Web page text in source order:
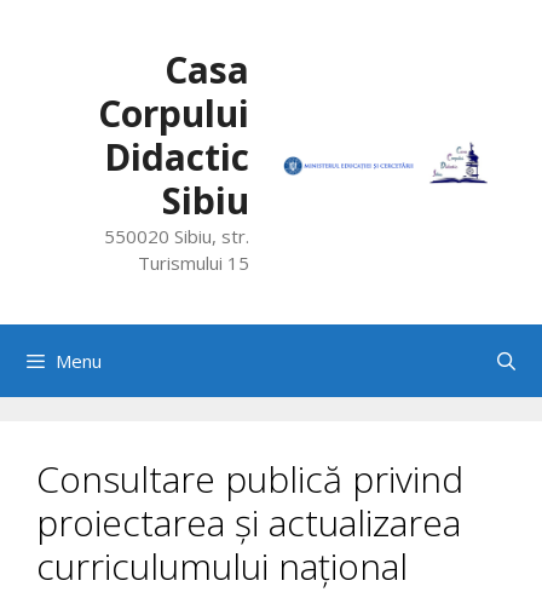
Casa
Corpului
Didactic
Sibiu
550020 Sibiu, str.
Turismului 15
Menu
Consultare publică privind
proiectarea și actualizarea
curriculumului național